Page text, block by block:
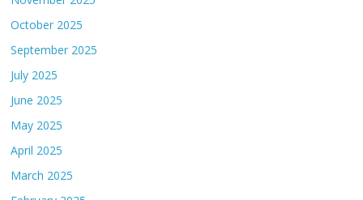
October 2025
September 2025
July 2025
June 2025
May 2025
April 2025
March 2025